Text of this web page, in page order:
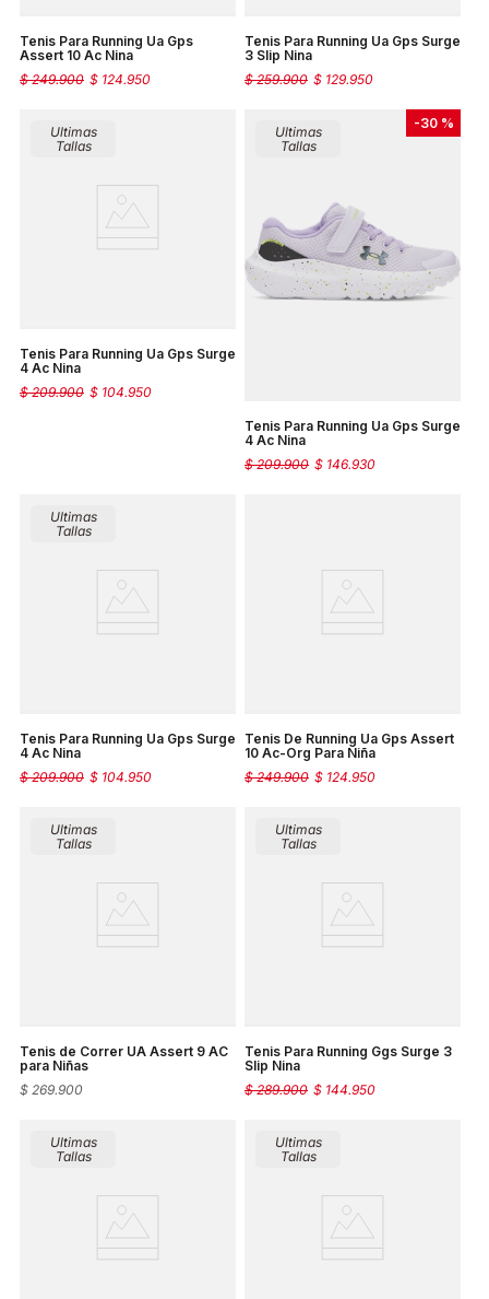
Tenis Para Running Ua Gps
Assert 10 Ac Nina
$ 124.950
$ 249.900
Tenis Para Running Ua Gps Surge
3 Slip Nina
$ 129.950
$ 259.900
Ultimas
Tallas
Tenis Para Running Ua Gps Surge
4 Ac Nina
$ 104.950
$ 209.900
-30 %
Ultimas
Tallas
Tenis Para Running Ua Gps Surge
4 Ac Nina
$ 146.930
$ 209.900
Ultimas
Tallas
Tenis Para Running Ua Gps Surge
4 Ac Nina
$ 104.950
$ 209.900
Tenis De Running Ua Gps Assert
10 Ac-Org Para Niña
$ 124.950
$ 249.900
Ultimas
Tallas
Tenis de Correr UA Assert 9 AC
para Niñas
$ 269.900
Ultimas
Tallas
Tenis Para Running Ggs Surge 3
Slip Nina
$ 144.950
$ 289.900
Ultimas
Tallas
Ultimas
Tallas